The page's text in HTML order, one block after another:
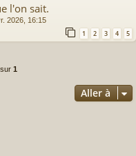
l'on sait.
2026, 16:15
1 2 3 4 5
sur 1
Aller à